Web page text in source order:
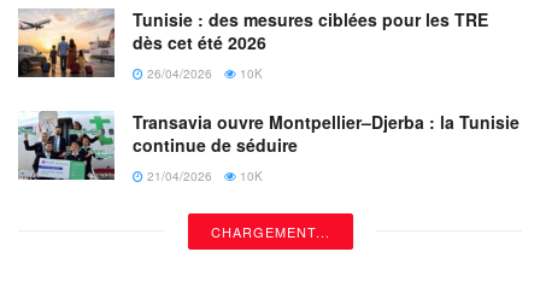
Tunisie : des mesures ciblées pour les TRE
dès cet été 2026
26/04/2026 10K
Transavia ouvre Montpellier–Djerba : la Tunisie
continue de séduire
21/04/2026 10K
CHARGEMENT...